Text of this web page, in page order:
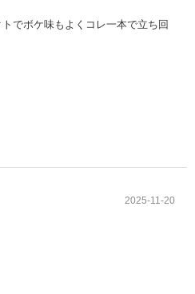
でボケ味もよくコレ一本で立ち回
2025-11-20